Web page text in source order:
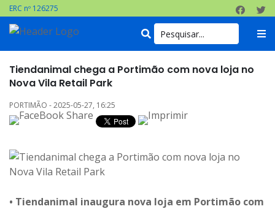
ERC nº 126275
Tiendanimal chega a Portimão com nova loja no
Nova Vila Retail Park
PORTIMÃO - 2025-05-27, 16:25
• Tiendanimal inaugura nova loja em Portimão com